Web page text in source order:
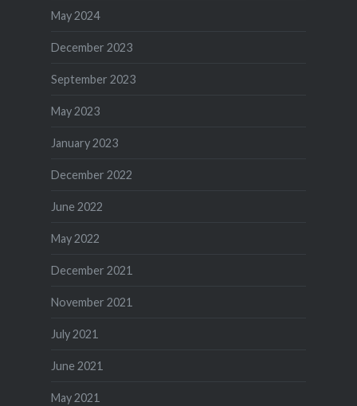
May 2024
December 2023
September 2023
May 2023
January 2023
December 2022
June 2022
May 2022
December 2021
November 2021
July 2021
June 2021
May 2021